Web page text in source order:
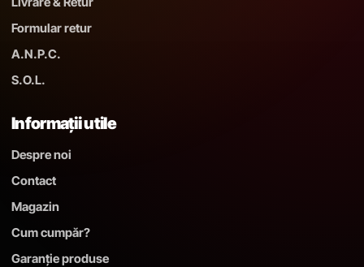
Formular retur
A.N.P.C.
S.O.L.
Informații utile
Despre noi
Contact
Magazin
Cum cumpăr?
Garanție produse